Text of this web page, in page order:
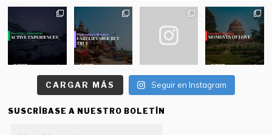
CARGAR MÁS Seguir en Instagram
SUSCRÍBASE A NUESTRO BOLETÍN